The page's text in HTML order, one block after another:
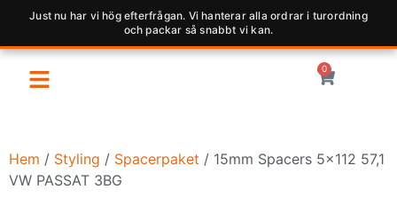
Just nu har vi hög efterfrågan. Vi hanterar alla ordrar i turordning
och packar så snabbt vi kan.
0
Hem / Styling / Spacerpaket / 15mm Spacers 5×112 57,1
VW PASSAT 3BG